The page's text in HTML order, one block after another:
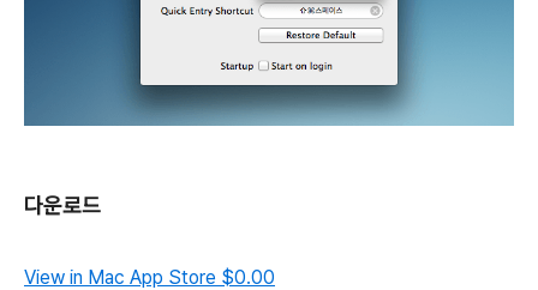
다운로드
View in Mac App Store $0.00